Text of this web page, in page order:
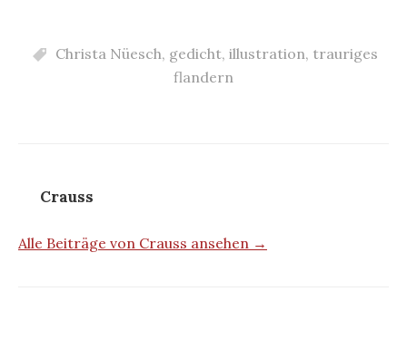
Christa Nüesch, gedicht, illustration, trauriges
flandern
Crauss
Alle Beiträge von Crauss ansehen →